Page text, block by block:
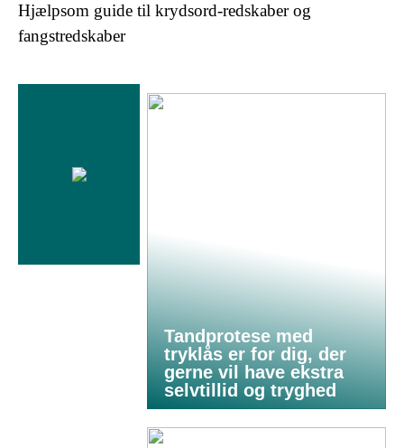
Hjælpsom guide til krydsord-redskaber og
fangstredskaber
Tandprotese med
tryklås er for dig, der
gerne vil have ekstra
selvtillid og tryghed